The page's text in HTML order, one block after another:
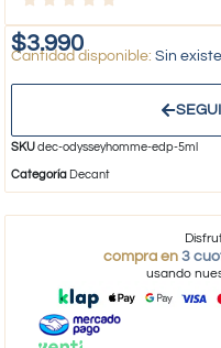
$3.990 Sin
SKUdec-odysseyhomme-edp-5ml
Categoría Decant
compra en 3
usando